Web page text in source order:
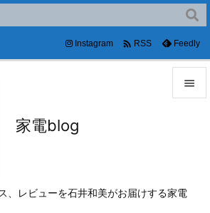
家電blog
、レビューを石井和美がお届けする家電


前へ
Instagram  RSS Feedly